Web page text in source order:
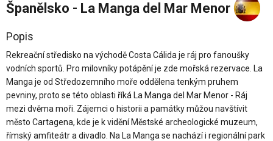
Španělsko - La Manga del Mar Menor
Popis
Rekreační středisko na východě Costa Cálida je ráj pro fanoušky
vodních sportů. Pro milovníky potápění je zde mořská rezervace. La
Manga je od Středozemního moře oddělena tenkým pruhem
pevniny, proto se této oblasti říká La Manga del Mar Menor - Ráj
mezi dvěma moři. Zájemci o historii a památky můžou navštívit
město Cartagena, kde je k vidění Městské archeologické muzeum,
římský amfiteátr a divadlo. Na La Manga se nachází i regionální park